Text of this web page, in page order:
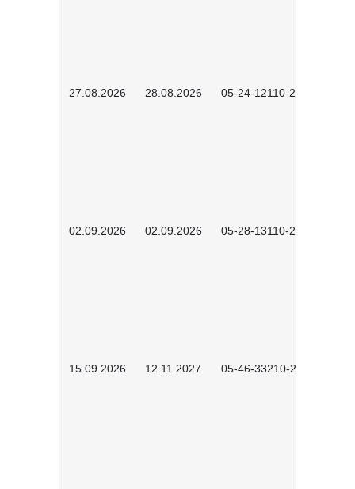
27.08.2026 28.08.2026 05-24-12110-2601
02.09.2026 02.09.2026 05-28-13110-2605
15.09.2026 12.11.2027 05-46-33210-2601